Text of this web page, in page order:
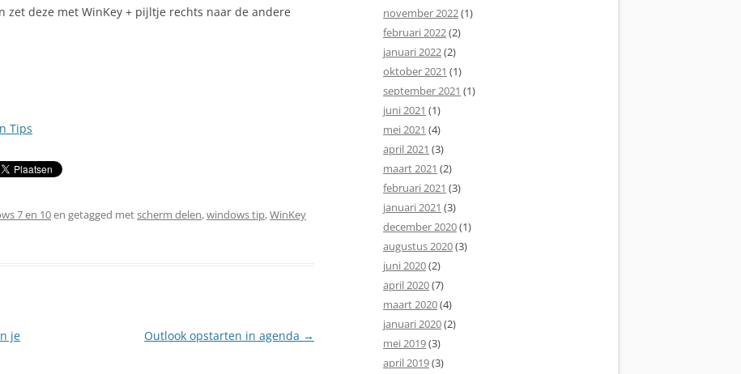
zet deze met WinKey + pijltje rechts naar de andere
Tips
7 en 10en getagged metscherm delen,windows tip,WinKey
je
Outlook opstarten in agenda →
november 2022(1)
februari 2022(2)
januari 2022(2)
oktober 2021 (1)
september 2021 (1)
juni 2021 (1)
mei 2021 (4)
april 2021 (3)
maart 2021 (2)
februari 2021 (3)
januari 2021 (3)
december 2020(1)
augustus 2020(3)
juni 2020(2)
april 2020(7)
maart 2020(4)
januari 2020(2)
mei 2019(3)
april 2019(3)